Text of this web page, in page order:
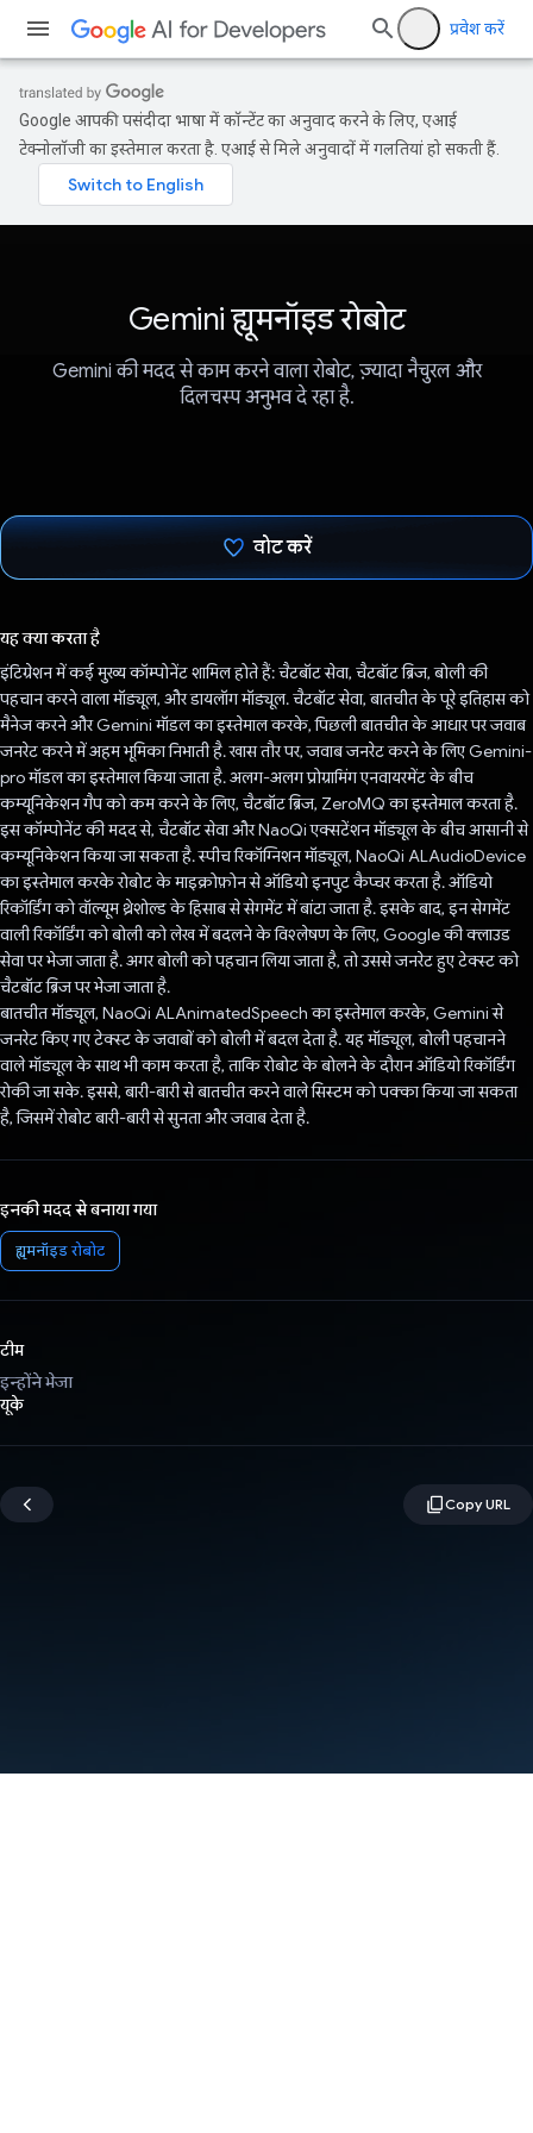
प्रवेश करें
Google आपकी पसंदीदा भाषा में कॉन्टेंट का अनुवाद करने के लिए, एआई
टेक्नोलॉजी का इस्तेमाल करता है. एआई से मिले अनुवादों में गलतियां हो सकती हैं.
Gemini ह्यूमनॉइड रोबोट
Gemini की मदद से काम करने वाला रोबोट, ज़्यादा नैचुरल और
दिलचस्प अनुभव दे रहा है.
वोट करें
यह क्या करता है
इंटिग्रेशन में कई मुख्य कॉम्पोनेंट शामिल होते हैं: चैटबॉट सेवा, चैटबॉट ब्रिज, बोली की
पहचान करने वाला मॉड्यूल, और डायलॉग मॉड्यूल. चैटबॉट सेवा, बातचीत के पूरे इतिहास को
मैनेज करने और Gemini मॉडल का इस्तेमाल करके, पिछली बातचीत के आधार पर जवाब
जनरेट करने में अहम भूमिका निभाती है. खास तौर पर, जवाब जनरेट करने के लिए Gemini-
pro मॉडल का इस्तेमाल किया जाता है. अलग-अलग प्रोग्रामिंग एनवायरमेंट के बीच
कम्यूनिकेशन गैप को कम करने के लिए, चैटबॉट ब्रिज, ZeroMQ का इस्तेमाल करता है.
इस कॉम्पोनेंट की मदद से, चैटबॉट सेवा और NaoQi एक्सटेंशन मॉड्यूल के बीच आसानी से
कम्यूनिकेशन किया जा सकता है. स्पीच रिकॉग्निशन मॉड्यूल, NaoQi ALAudioDevice
का इस्तेमाल करके रोबोट के माइक्रोफ़ोन से ऑडियो इनपुट कैप्चर करता है. ऑडियो
रिकॉर्डिंग को वॉल्यूम थ्रेशोल्ड के हिसाब से सेगमेंट में बांटा जाता है. इसके बाद, इन सेगमेंट
वाली रिकॉर्डिंग को बोली को लेख में बदलने के विश्लेषण के लिए, Google की क्लाउड
सेवा पर भेजा जाता है. अगर बोली को पहचान लिया जाता है, तो उससे जनरेट हुए टेक्स्ट को
चैटबॉट ब्रिज पर भेजा जाता है.
बातचीत मॉड्यूल, NaoQi ALAnimatedSpeech का इस्तेमाल करके, Gemini से
जनरेट किए गए टेक्स्ट के जवाबों को बोली में बदल देता है. यह मॉड्यूल, बोली पहचानने
वाले मॉड्यूल के साथ भी काम करता है, ताकि रोबोट के बोलने के दौरान ऑडियो रिकॉर्डिंग
रोकी जा सके. इससे, बारी-बारी से बातचीत करने वाले सिस्टम को पक्का किया जा सकता
है, जिसमें रोबोट बारी-बारी से सुनता और जवाब देता है.
इनकी मदद से बनाया गया
ह्यूमनॉइड रोबोट
टीम
इन्होंने भेजा
यूके